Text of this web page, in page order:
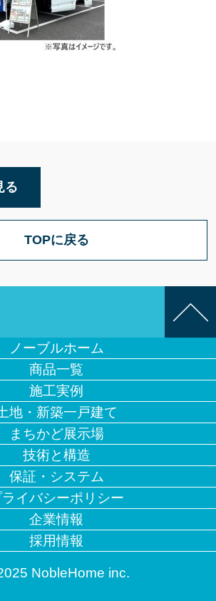
る
TOPに戻る
ノーブルホーム
商品一覧
施工実例
地・新築一戸建て
まちかど展示場
技術と構造
保証・システム
ライバシーポリシー
企業情報
採用情報
NobleHome inc.